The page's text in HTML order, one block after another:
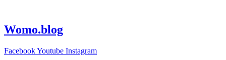
springen
Womo.blog
FacebookYoutube Instagram